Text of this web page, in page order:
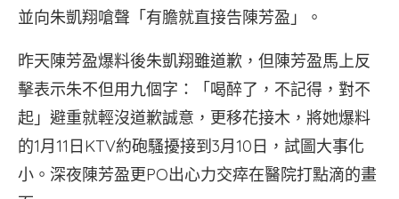
並向朱凱翔嗆聲「有膽就直接告陳芳盈」。
昨天陳芳盈爆料後朱凱翔雖道歉，但陳芳盈馬上反
擊表示朱不但用九個字：「喝醉了，不記得，對不
起」避重就輕沒道歉誠意，更移花接木，將她爆料
的1月11日KTV約砲騷擾接到3月10日，試圖大事化
小。深夜陳芳盈更PO出心力交瘁在醫院打點滴的畫